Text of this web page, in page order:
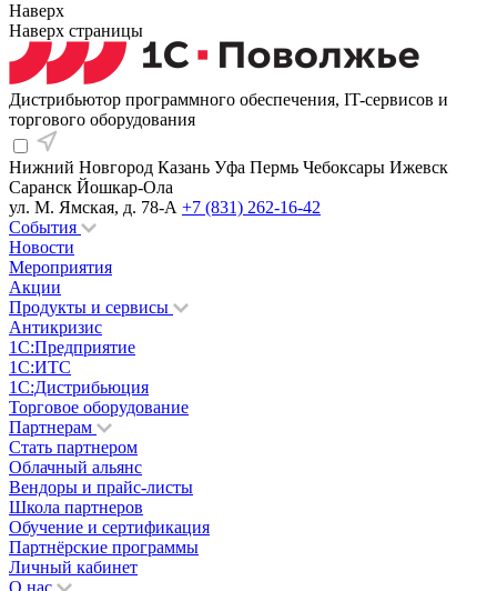
Наверх
Наверх страницы
Дистрибьютор программного обеспечения, IT-сервисов и
торгового оборудования
Нижний Новгород Казань Уфа Пермь Чебоксары Ижевск
Саранск Йошкар-Ола
ул. М. Ямская, д. 78-А +7 (831) 262-16-42
События
Новости
Мероприятия
Акции
Продукты и сервисы
Антикризис
1С:Предприятие
1С:ИТС
1С:Дистрибьюция
Торговое оборудование
Партнерам
Стать партнером
Облачный альянс
Вендоры и прайс-листы
Школа партнеров
Обучение и сертификация
Партнёрские программы
Личный кабинет